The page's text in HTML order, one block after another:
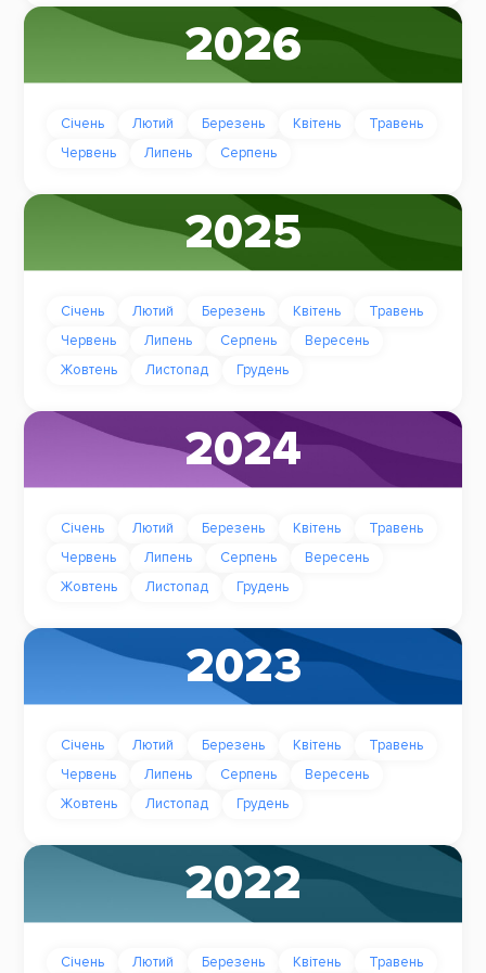
2026
Січень Лютий Березень Квітень
Травень
Червень
Липень Серпень
2025
Січень Лютий Березень Квітень
Травень
Червень
Липень Серпень
Вересень
Жовтень
Листопад Грудень
2024
Січень Лютий Березень Квітень
Травень
Червень
Липень Серпень
Вересень
Жовтень
Листопад Грудень
2023
Січень Лютий Березень Квітень
Травень
Червень
Липень Серпень
Вересень
Жовтень
Листопад Грудень
2022
Січень Лютий Березень Квітень
Травень